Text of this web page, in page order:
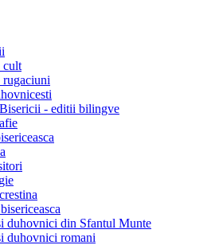
cult
rugaciuni
- editii bilingve
duhovnici din Sfantul Munte
duhovnici romani